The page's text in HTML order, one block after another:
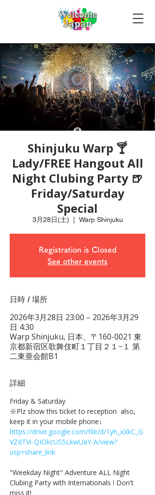
Shinjuku Warp 🍸
Lady/FREE Hangout All
Night Clubing Party 🍺
Friday/Saturday
Special
3月28日(土) Warp Shinjuku
Registration is Closed
See other events
日時 / 場所
2026年3月28日 23:00 – 2026年3月29
日 4:30
Warp Shinjuku, 日本、〒160-0021 東
京都新宿区歌舞伎町１丁目２１−１ 第
二東亜会館B1
詳細
Friday & Saturday
※Plz show this ticket to reception  also,
keep it in your mobile phone↓
https://drive.google.com/file/d/1yh_xXkC_G
VZdTVi-QIOkcUS5LkwUaY-A/view?
usp=share_link
"Weekday Night" Adventure ALL Night
Clubing Party with Internationals ! Don't
miss it!